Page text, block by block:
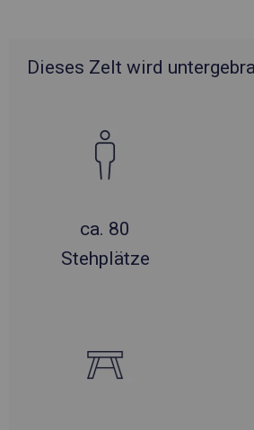
Dieses Zelt wird
ca. 80
Stehplätze